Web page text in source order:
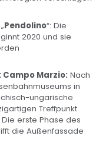
Pendolino“: Die
2020 und sie
Campo Marzio: Nach
in
ungarische
Treffpunkt
erste Phase des
die Außenfassade